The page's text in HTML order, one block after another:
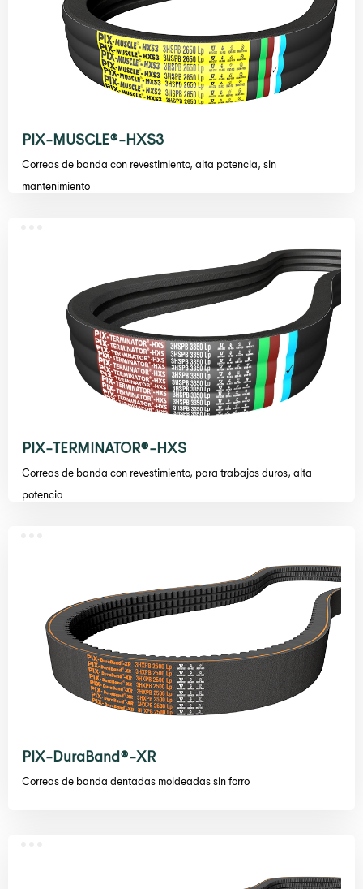
PIX-MUSCLE®-HXS3
Correas de banda con revestimiento, alta potencia, sin
mantenimiento
PIX-TERMINATOR®-HXS
Correas de banda con revestimiento, para trabajos duros, alta
potencia
PIX-DuraBand®-XR
Correas de banda dentadas moldeadas sin forro